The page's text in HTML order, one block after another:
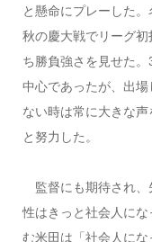
と懸命にプレーした
秋の慶大戦でリーグ
ち勝負強さを見せた
中心であったが、出
ない時は常に大きな
と努力した。
監督にも期待され、
性はきっと社会人に
む米田は「社会人に